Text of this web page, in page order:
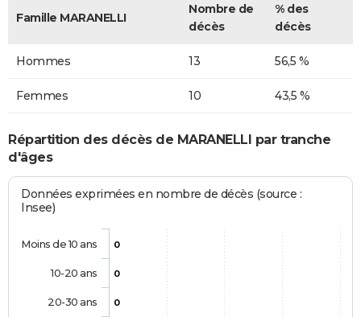
Famille MARANELLI
Nombre de
décès
% des
décès
Hommes 13 56,5 %
Femmes 10 43,5 %
Répartition des décès de MARANELLI par tranche
d'âges
Données exprimées en nombre de décès (source :
Insee)
0
0
0
Moins de 10 ans
10-20 ans
20-30 ans